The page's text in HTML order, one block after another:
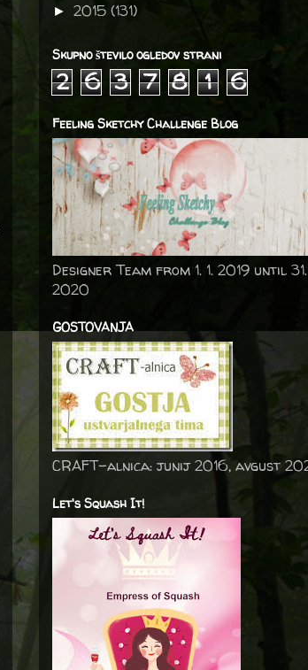
► 2015 (131)
Skupno število ogledov strani
2 6 3 7 8 1 6
Feeling Sketchy Challenge Blog
Designer Team from 1. 1. 2019 until
2020
GOSTOVANJA
CRAFT-alnica: junij 2016, avgust
Let's Squash It!